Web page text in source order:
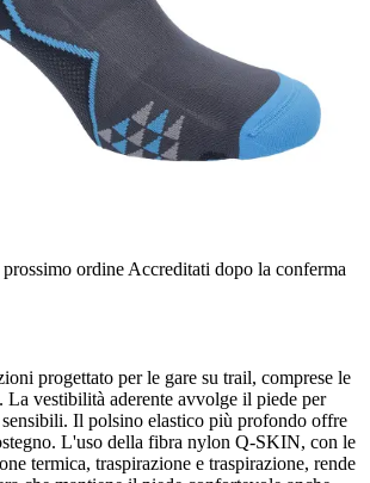
ordine Accreditati dopo la conferma
progettato per le gare su trail, comprese le
La vestibilità aderente avvolge il piede per
sensibili. Il polsino elastico più profondo offre
L'uso della fibra nylon Q-SKIN, con le
termica, traspirazione e traspirazione, rende